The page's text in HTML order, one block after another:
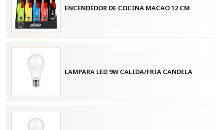
ENCENDEDOR DE COCINA MACAO 12 CM
LAMPARA LED 9W CALIDA/FRIA CANDELA